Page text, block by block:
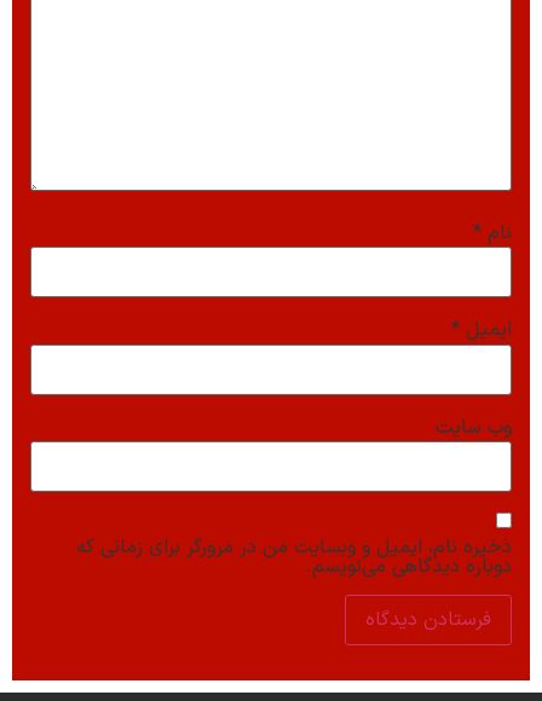
نام *
ایمیل *
وب‌ سایت
ذخیره نام، ایمیل و وبسایت من در مرورگر برای زمانی که
دوباره دیدگاهی می‌نویسم.